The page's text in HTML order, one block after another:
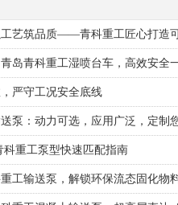
工艺筑品质——青科重工匠心打造
岛青科重工湿喷台车，高效安全
严守工况安全底线
泵：动力可选，应用广泛，定制
科重工泵型快速匹配指南
工输送泵，解锁环保流态固化物